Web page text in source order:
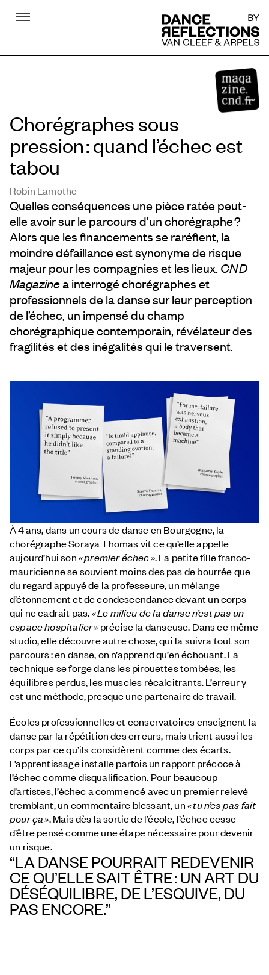
Menu
Chorégraphes sous
pression : quand l’échec est
tabou
Robin Lamothe
Quelles conséquences une pièce ratée peut-
elle avoir sur le parcours d’un chorégraphe ?
Alors que les financements se raréfient, la
moindre défaillance est synonyme de risque
majeur pour les compagnies et les lieux. CN D
Magazinea interrogé chorégraphes et
professionnels de la danse sur leur perception
de l’échec, un impensé du champ
chorégraphique contemporain, révélateur des
fragilités et des inégalités qui le traversent.
À 4 ans, dans un cours de danse en Bourgogne, la
chorégraphe Soraya Thomas vit ce qu’elle appelle
aujourd’hui son« premier échec ». La petite fille franco-
mauricienne se souvient moins des pas de bourrée que
du regard appuyé de la professeure, un mélange
d’étonnement et de condescendance devant un corps
qui ne cadrait pas.«Le milieu de la danse n’est pas un
espace hospitalier» précise la danseuse. Dans ce même
studio, elle découvre autre chose, qui la suivra tout son
parcours : en danse, on n’apprend qu’en échouant. La
technique se forge dans les pirouettes tombées, les
équilibres perdus, les muscles récalcitrants. L’erreur y
est une méthode, presque une partenaire de travail.
Écoles professionnelles et conservatoires enseignent la
danse par la répétition des erreurs, mais trient aussi les
corps par ce qu’ils considèrent comme des écarts.
L’apprentissage installe parfois un rapport précoce à
l’échec comme disqualification. Pour beaucoup
d’artistes, l’échec a commencé avec un premier relevé
tremblant, un commentaire blessant, un« tu n’es pas fait
pour ça». Mais dès la sortie de l’école, l’échec cesse
d’être pensé comme une étape nécessaire pour devenir
un risque.
“LA DANSE POURRAIT REDEVENIR
CE QU’ELLE SAIT ÊTRE : UN ART DU
DÉSÉQUILIBRE, DE L’ESQUIVE, DU
PAS ENCORE.”